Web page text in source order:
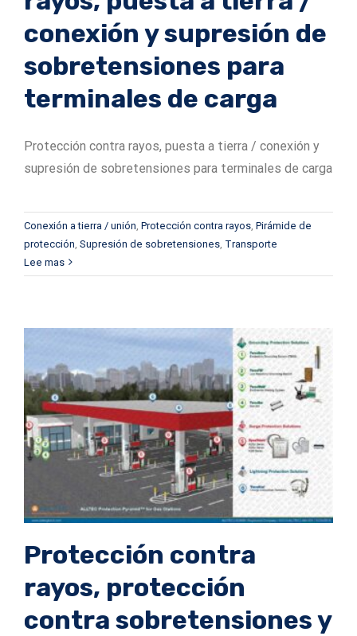
conexión y supresión de
sobretensiones para
terminales de carga
Protección contra rayos, puesta a tierra / conexión y
supresión de sobretensiones para terminales de carga
Conexión a tierra / unión Protección contra rayos Pirámide de
protección Supresión de sobretensiones Transporte
Lee mas
Protección contra
rayos, protección
contra sobretensiones y